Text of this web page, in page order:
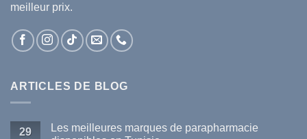
meilleur prix.
ARTICLES DE BLOG
29
Les meilleures marques de parapharmacie